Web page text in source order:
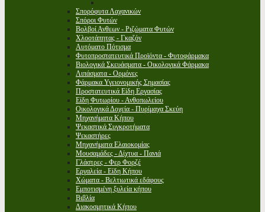
Σπορόφυτα Λαχανικών
Σπόροι Φυτών
Βολβοί Ανθεων - Ριζώματα Φυτών
Χλοοτάπητας - Γκαζόν
Αυτόματο Πότισμα
Φυτοπροστατευτικά Προϊόντα - Φυτοφάρμακα
Βιολογικά Σκευάσματα - Οικολογικά Φάρμακα
Λιπάσματα - Ορμόνες
Φάρμακα Υγειονομικής Σημασίας
Προστατευτικά Είδη Εργασίας
Είδη Φυτωρίου - Ανθοπωλείου
Οικολογικά Δοχεία - Πυρίμαχα Σκεύη
Μηχανήματα Κήπου
Ψεκαστικά Συγκροτήματα
Ψεκαστήρες
Μηχανήματα Ελαιοκομίας
Μουσαμάδες - Δίχτυα - Πανιά
Γλάστρες - Φερ Φορζέ
Εργαλεία - Είδη Κήπου
Χώματα - Βελτιωτικά εδάφους
Εμποτισμένη ξυλεία κήπου
Βιβλία
Διακοσμητικά Κήπου